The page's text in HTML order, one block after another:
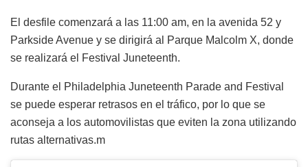
El desfile comenzará a las 11:00 am, en la avenida 52 y
Parkside Avenue y se dirigirá al Parque Malcolm X, donde
se realizará el Festival Juneteenth.
Durante el Philadelphia Juneteenth Parade and Festival
se puede esperar retrasos en el tráfico, por lo que se
aconseja a los automovilistas que eviten la zona utilizando
rutas alternativas.m